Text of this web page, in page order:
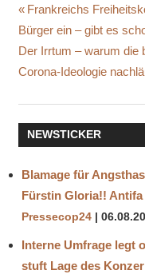
IMPF-
IMMUNSYSTEM
Vorheriger
Beitrag:
Frankreichs
Bürger ein – gibt es
Nächster
Beitrag:
Der Irrtum – warum die
Corona-Ideologie
NEWSTICKER
Blamage für
Fürstin Gloria!!
Pressecop24
Interne Umfrage legt
stuft Lage des